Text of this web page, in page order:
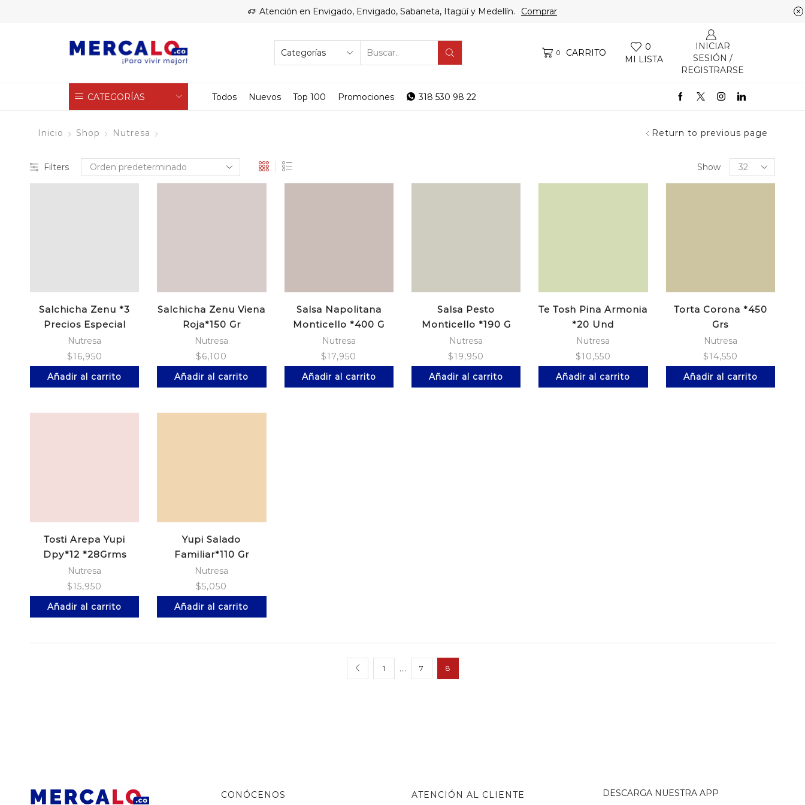
Atención en Envigado, Envigado, Sabaneta, Itagüí y Medellín. Comprar
SEARCH
0 CARRITO
0
MI LISTA
INICIAR
SESIÓN /
REGISTRARSE
CATEGORÍAS Todos Nuevos Top 100 Promociones 318 530 98 22
Inicio Shop Nutresa Return to previous page
Filters Show
Products
per
Salchicha Zenu *3
Precios Especial
Nutresa
$16,950
Añadir al carrito
Salchicha Zenu Viena
Roja*150 Gr
Nutresa
$6,100
Añadir al carrito
Salsa Napolitana
Monticello *400 G
Nutresa
$17,950
Añadir al carrito
Salsa Pesto
Monticello *190 G
Nutresa
$19,950
Añadir al carrito
Te Tosh Pina Armonia
*20 Und
Nutresa
$10,550
Añadir al carrito
Torta Corona *450
Grs
Nutresa
$14,550
Añadir al carrito
Tosti Arepa Yupi
Dpy*12 *28Grms
Nutresa
$15,950
Añadir al carrito
Yupi Salado
Familiar*110 Gr
Nutresa
$5,050
Añadir al carrito
1 … 7 8
CONÓCENOS ATENCIÓN AL CLIENTE DESCARGA NUESTRA APP